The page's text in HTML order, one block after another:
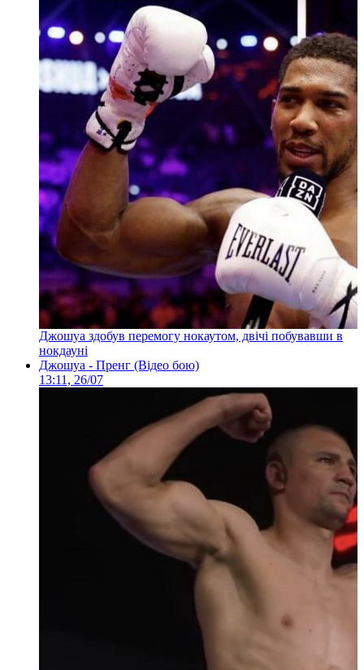
Джошуа здобув перемогу нокаутом, двічі побувавши в
нокдауні
Джошуа - Пренг (Відео бою)
13:11, 26/07